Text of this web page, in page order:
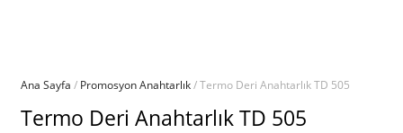
Ana Sayfa / Promosyon Anahtarlık/ Termo Deri Anahtarlık TD 505
Termo Deri Anahtarlık TD 505